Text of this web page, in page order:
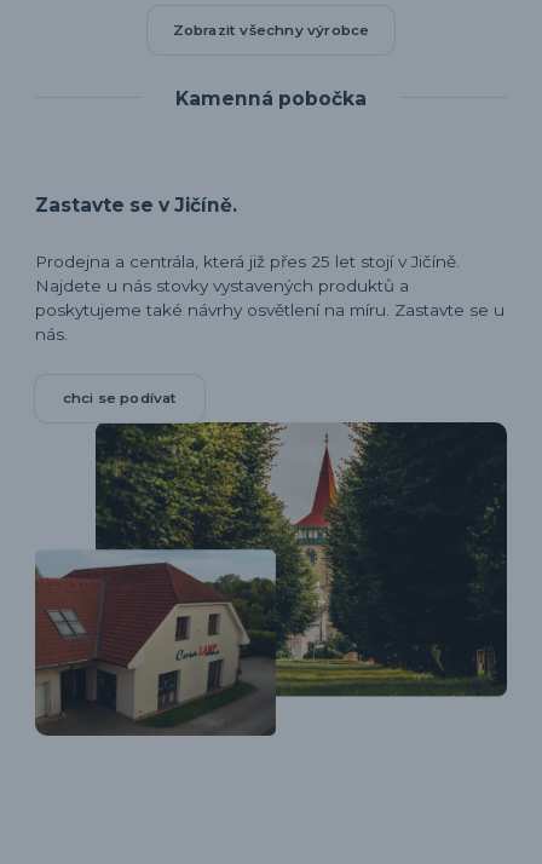
Zobrazit všechny výrobce
Kamenná pobočka
Zastavte se v Jičíně.
Prodejna a centrála, která již přes 25 let stojí v Jičíně.
Najdete u nás stovky vystavených produktů a
poskytujeme také návrhy osvětlení na míru. Zastavte se u
nás.
chci se podívat